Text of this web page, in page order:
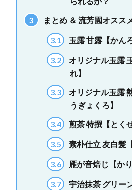
3
まとめ ＆ 流芳園オスス
3.1 玉露 甘露【かん
3.2
オリジナル玉露
れ】
3.3
オリジナル玉露
うぎょくろ】
3.4
煎茶 特撰【とく
3.5 素朴仕立 友白髪
3.6 雁が音焙じ【か
3.7 宇治抹茶 グリー